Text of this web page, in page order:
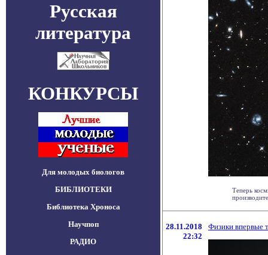
Русская
литература
КОНКУРСЫ
Для молодых биологов
БИБЛИОТЕКИ
Библиотека Хроноса
Научпоп
РАДИО
Теперь
28.11.2018
22:32
Физики впервые